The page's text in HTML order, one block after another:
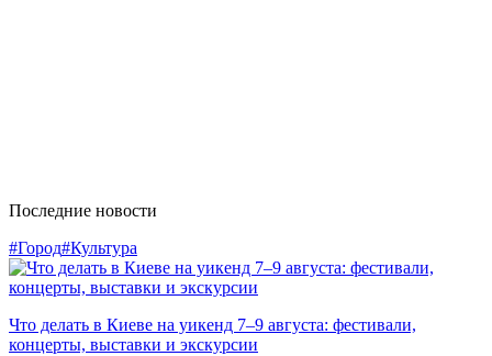
Последние новости
#Город#Культура
Что делать в Киеве на уикенд 7–9 августа: фестивали,
концерты, выставки и экскурсии